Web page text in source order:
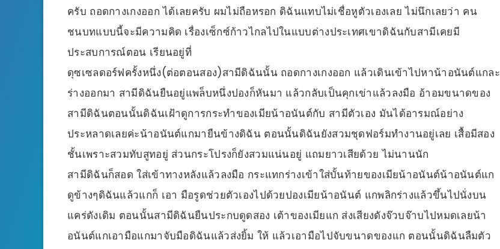
ครับ ถอดกางเกงออก ได้เลยครับ ผมไม่ถือหรอก ดิฉันแทบไม่เชื่อหูตัวเองเลย ไม่นึกเลยว่า คน
ชนบทแบบนี้จะมีความคิด เรื่องเซ็กซ์ก้าวไกลไปในแบบต่างประเทศเขาดิฉันกับสามีเคยมี
ประสบการณ์ตอน เรียนอยู่ที่
ดุซเซลดอร์ฟครั้งหนึ่ง(ต่อตอนสอง)สามีดิฉันนั้น ถอดกางเกงออก แล้วเดินเข้าไปหาน้าอนันต์แกละ
ร่างออกมา สามีดิฉันยืนอยู่แพล็บหนึ่งปองก็หันมา แล้วกลับเป็นคุกเข่าแล้วลงมือ อ้าอมขนาดของ
สามีดิฉันตอนนั้นดิฉันเฝ้าดูการกระทำของเมียน้าอนันต์กับ สามีตัวเอง มันได้อารมณ์อย่าง
ประหลาดเลยค่ะน้าอนันต์แกมายืนข้างดิฉัน ตอนนั้นดิฉันยังสวมชุดฟอร์มทำงานอยู่เลย เสื้อมีสอง
ชั้นเพราะสวมทับสูทอยู่ ส่วนกระโปรงก็ยังสวมแน่นอยู่ แถมยาวเสียด้วย ไม่นานนัก
สามีดิฉันก็สอด ใส่เข้าทางหลังแล้วลงมือ กระแทกร่างเข้าใส่บั้นท้ายของเมียน้าอนันต์น้าอนันต์แก
ดูข้างๆดิฉันแล้วแกก็ เอา มือรูดช่วยตัวเองไปด้วยปองเมียน้าอนันต์ แกพลิกร่างแล้วขึ้นไปนั่งบน
แคร่ดังเดิม ตอนนั้นสามีดิฉันยืนประกบดูดสอง เต้าของเมียแก ส่งเสียงดังจ๊วบจ๊าบไปหมดเลยน้า
อนันต์แกเอามือแกมาจับมือดิฉันแล้วส่งยิ้ม ให้ แล้วเอามือไปจับขนาดของแก ตอนนั้นดิฉันลืมตัว